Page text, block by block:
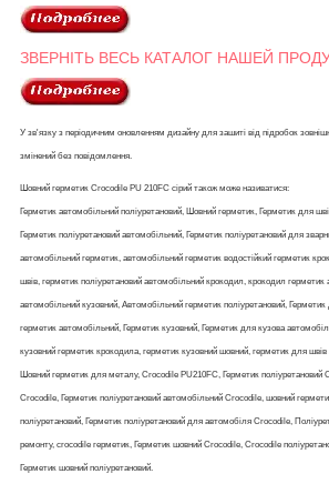
ЗВЕРНІТЬ ВЕСЬ КАТАЛОГ НАШЕЙ
У зв'язку з періодичним оновленням дизайну для зашиті від підробок
змінений без повідомлення.
Шовний герметик Crocodile PU 210FC сірий також може називатися:
Герметик автомобільний поліуретановий, Шовний герметик, Герметик для
Герметик поліуретановий автомобільний, Герметик поліуретановий для
автомобільний герметик, автомобільний герметик водостійкий герметик
швів, герметик поліуретановий автомобільний крокодил, крокодил герметик
автомобільний кузовний, Автомобільний герметик поліуретановий,
герметик автомобільний, Герметик кузовний, Герметик для кузова
кузовний герметик крокодила, герметик кузовний шовний, герметик для
Шовний герметик для металу, Crocodile PU210FC, Герметик поліуретановий
Crocodile, Герметик поліуретановий автомобільний Crocodile, шовний
поліуретановий, Герметик поліуретановий для автомобіля Crocodile,
ремонту, crocodile герметик, Герметик шовний Crocodile, Crocodile
Герметик шовний поліуретановий.